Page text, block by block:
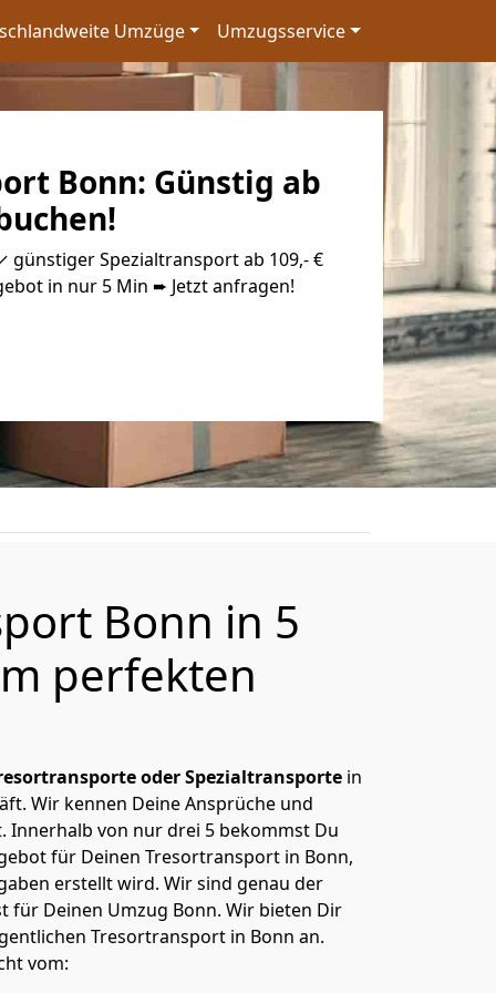
Umzüge Umzugsservice
Bonn: Günstig ab
Spezialtransport ab 109,- €
in nur 5 Min ➨ Jetzt anfragen!
Bonn in 5
perfekten
oder Spezialtransporte in
Wir kennen Deine Ansprüche und
Innerhalb von nur drei 5 bekommst Du
für Deinen Tresortransport in Bonn,
erstellt wird. Wir sind genau der
für Deinen Umzug Bonn. Wir bieten Dir
Tresortransport in Bonn an.
vom: